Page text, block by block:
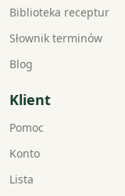
Biblioteka receptur
Słownik terminów
Blog
Klient
Pomoc
Konto
Lista